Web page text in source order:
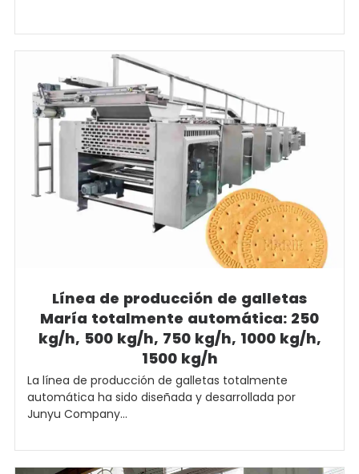
Línea de producción de galletas
María totalmente automática: 250
kg/h, 500 kg/h, 750 kg/h, 1000 kg/h,
1500 kg/h
La línea de producción de galletas totalmente
automática ha sido diseñada y desarrollada por
Junyu Company...